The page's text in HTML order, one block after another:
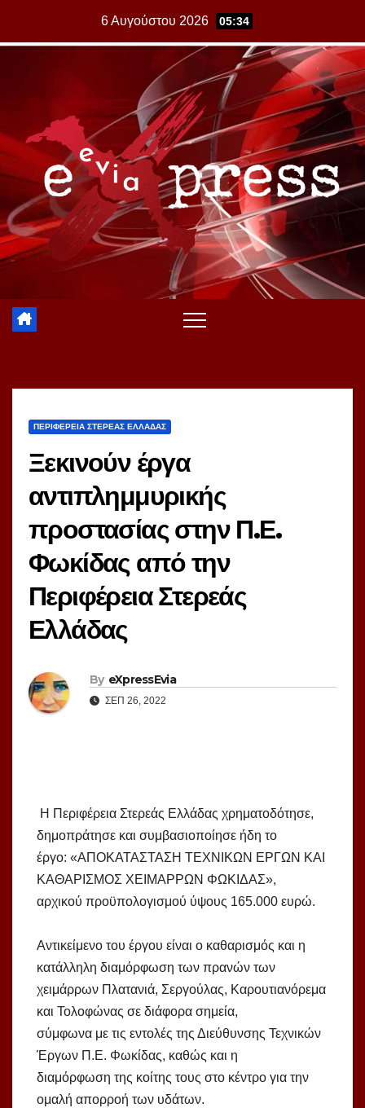
6 Αυγούστου 2026 05:34
ΠΕΡΙΦΕΡΕΙΑ ΣΤΕΡΕΑΣ ΕΛΛΑΔΑΣ
Ξεκινούν έργα
αντιπλημμυρικής
προστασίας στην Π.Ε.
Φωκίδας από την
Περιφέρεια Στερεάς
Ελλάδας
By eXpressEvia
ΣΕΠ 26, 2022
Η Περιφέρεια Στερεάς Ελλάδας χρηματοδότησε,
δημοπράτησε και συμβασιοποίησε ήδη το
έργο: «ΑΠΟΚΑΤΑΣΤΑΣΗ ΤΕΧΝΙΚΩΝ ΕΡΓΩΝ ΚΑΙ
ΚΑΘΑΡΙΣΜΟΣ ΧΕΙΜΑΡΡΩΝ ΦΩΚΙΔΑΣ»,
αρχικού προϋπολογισμού ύψους 165.000 ευρώ.
Αντικείμενο του έργου είναι ο καθαρισμός και η
κατάλληλη διαμόρφωση των πρανών των
χειμάρρων Πλατανιά, Σεργούλας, Καρουτιανόρεμα
και Τολοφώνας σε διάφορα σημεία,
σύμφωνα με τις εντολές της Διεύθυνσης Τεχνικών
Έργων Π.Ε. Φωκίδας, καθώς και η
διαμόρφωση της κοίτης τους στο κέντρο για την
ομαλή απορροή των υδάτων.